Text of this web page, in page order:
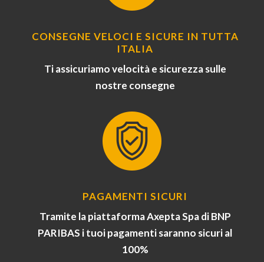
CONSEGNE VELOCI E SICURE IN TUTTA
ITALIA
Ti assicuriamo velocità e sicurezza sulle
nostre consegne
PAGAMENTI SICURI
Tramite la piattaforma Axepta Spa di BNP
PARIBAS i tuoi pagamenti saranno sicuri al
100%